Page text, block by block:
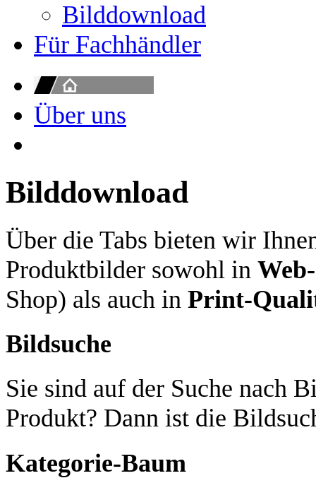
Bilddownload
Für Fachhändler
Über uns
Bilddownload
Über die Tabs bieten wir
Produktbilder sowohl in
Shop) als auch in Print-
Bildsuche
Sie sind auf der Suche nach
Produkt? Dann ist die
Kategorie-Baum